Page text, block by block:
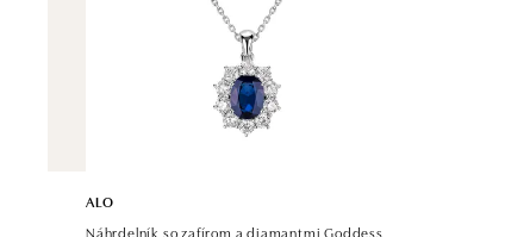
ALO
Náhrdelník so zafírom a diamantmi Goddess